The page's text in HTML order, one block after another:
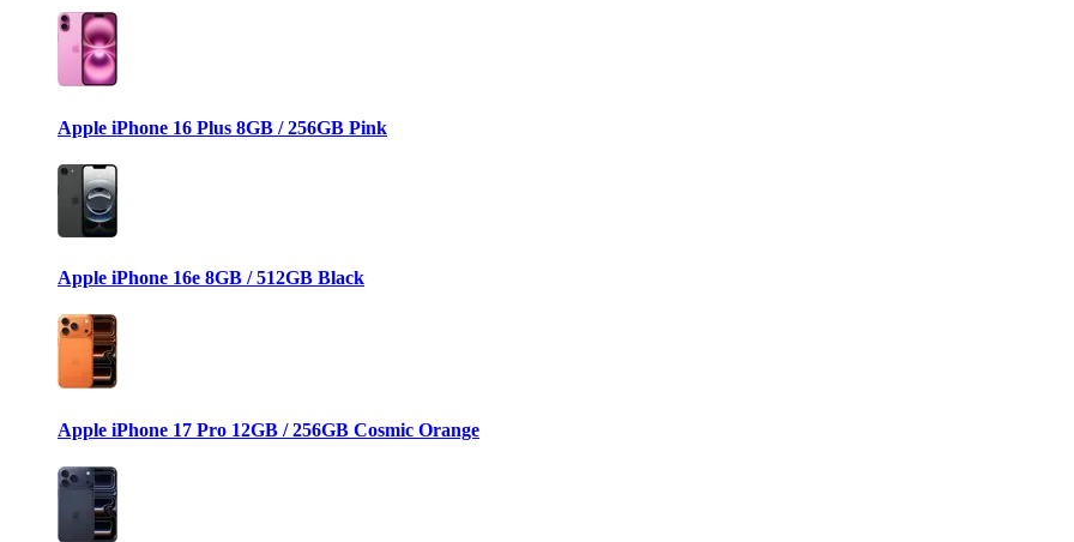
Apple iPhone 16 Plus 8GB / 256GB Pink
Apple iPhone 16e 8GB / 512GB Black
Apple iPhone 17 Pro 12GB / 256GB Cosmic Orange